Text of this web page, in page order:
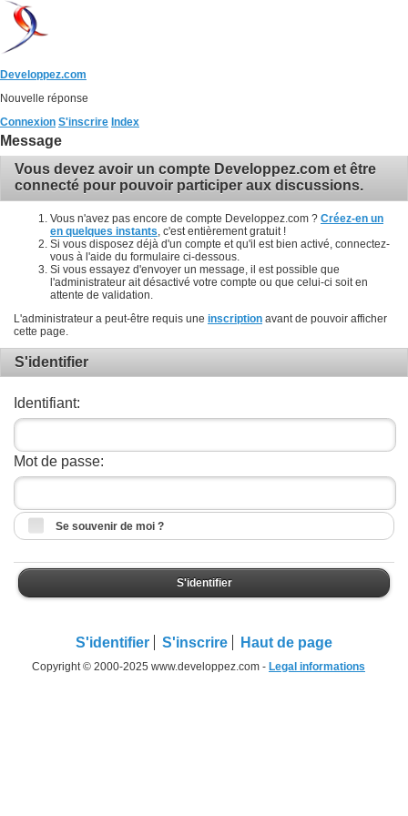
Developpez.com
Nouvelle réponse
Connexion S'inscrire Index
Message
Vous devez avoir un compte Developpez.com et être
connecté pour pouvoir participer aux discussions.
Vous n'avez pas encore de compte Developpez.com ? Créez-en un
en quelques instants , c'est entièrement gratuit !
Si vous disposez déjà d'un compte et qu'il est bien activé, connectez-
vous à l'aide du formulaire ci-dessous.
Si vous essayez d'envoyer un message, il est possible que
l'administrateur ait désactivé votre compte ou que celui-ci soit en
attente de validation.
L'administrateur a peut-être requis une inscription avant de pouvoir afficher
cette page.
S'identifier
Identifiant:
Mot de passe:
Se souvenir de moi ?
S'identifier
S'identifier S'inscrire Haut de page
Copyright © 2000-2025 www.developpez.com - Legal informations